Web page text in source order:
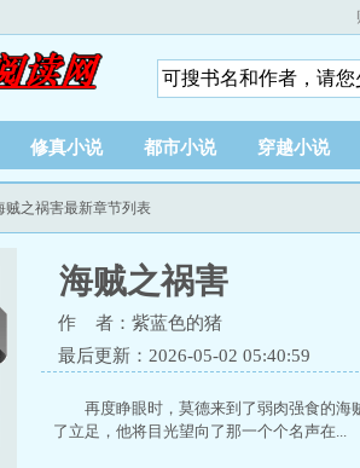
修真小说 都市小说 穿越小说
贼之祸害最新章节列表
海贼之祸害
作 者：紫蓝色的猪
最后更新：2026-05-02 05:40:59
再度睁眼时，莫德来到了弱肉强食
了立足，他将目光望向了那一个个名声在...